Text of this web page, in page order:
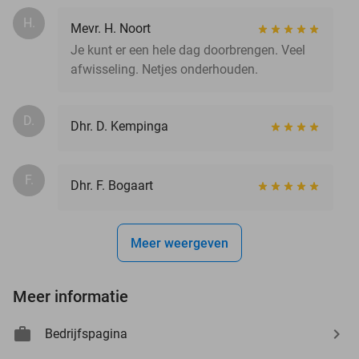
H.
Mevr. H. Noort
Je kunt er een hele dag doorbrengen. Veel
afwisseling. Netjes onderhouden.
D. Dhr. D. Kempinga
F. Dhr. F. Bogaart
Meer weergeven
Meer informatie
Bedrijfspagina